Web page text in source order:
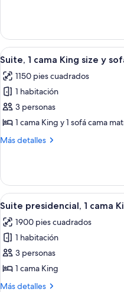
Deluxe,
habitación
Abrir
todas
las
fotos
de
Suite,
1
size
sofá
cama
8
Suite, 1 cama King size y
1150 pies cuadrados
1 habitación
3 personas
1 cama King y 1 sofá cama
Más detalles
Más
1
cama
King
y
sofá
cama
Abrir
todas
las
fotos
de
Suite
presidencial,
7
Suite presidencial, 1 cama
1900 pies cuadrados
1 habitación
3 personas
1 cama King
Más detalles
Más